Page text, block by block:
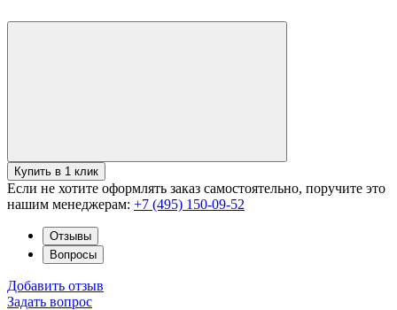
Купить в 1 клик
Если не хотите оформлять заказ самостоятельно, поручите это
нашим менеджерам: +7 (495) 150-09-52
Отзывы
Вопросы
Добавить отзыв
Задать вопрос